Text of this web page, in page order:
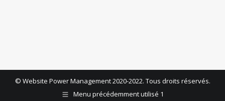
© Website Power Management 2020-2022. Tous droits réservés.
Menu précédemment utilisé 1